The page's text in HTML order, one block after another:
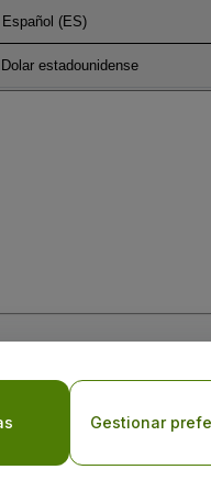
Español (ES)
Dolar estadounidense
para Móviles
Gestionar